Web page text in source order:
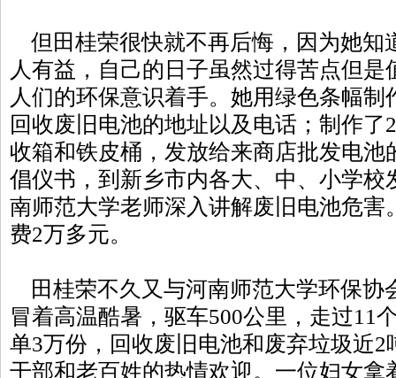
但田桂荣很快就不再后悔，因为她知
人有益，自己的日子虽然过得苦点但
人们的环保意识着手。她用绿色条幅制
回收废旧电池的地址以及电话；制作了
收箱和铁皮桶，发放给来商店批发电池
倡仪书，到新乡市内各大、中、小学校
南师范大学老师深入讲解废旧电池危害
费2万多元。
田桂荣不久又与河南师范大学环保协
冒着高温酷暑，驱车500公里，走过11
单3万份，回收废旧电池和废弃垃圾近
干部和老百姓的热情欢迎。一位妇女拿